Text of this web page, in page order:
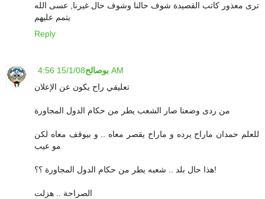
ترى معذور كاتب القصيدة شوف حالنا وشوف حال غيرنا, عسى الله
يتمم عليهم
Reply
بوصالح 15/1/08 4:56 AM
تعليقي راح يكون عن الإعلان
من ردى وضعنا صار الشعب يطر من حكام الدول المجاورة
للعلم حمدان ماراح يرده و ماراح يقصر معاه .. و بيوقف معاه لكن
مو عيب
هذا حال بلد .. شعبه يطر من حكام الدول المجاورة ؟؟!
الصراحة .. هزلت